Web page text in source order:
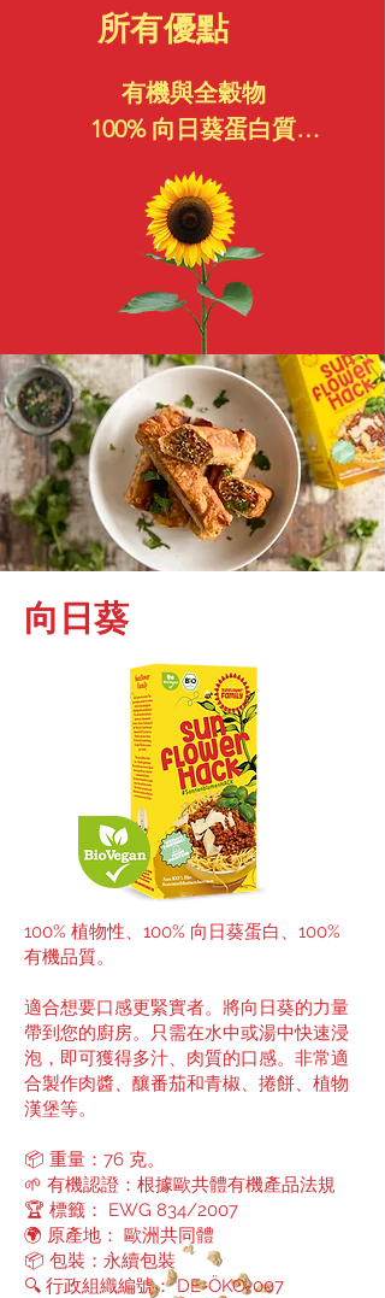
所有優點
有機與全穀物
100% 向日葵蛋白質
素食
含有所有必需胺基酸
高蛋白質、高纖維
含豐富 B 族維生素，尤其是葉
酸
高品質多酚
低碳水化合物含量、低脂肪含
量
不含大豆
不含過敏原
不含基因改造生物
歐洲原料
歐洲製造 即時 - 不需浸泡時
間
向日葵
100% 植物性、100% 向日葵蛋白、100%
有機品質。
適合想要口感更緊實者。將向日葵的力量
帶到您的廚房。只需在水中或湯中快速浸
泡，即可獲得多汁、肉質的口感。非常適
合製作肉醬、釀番茄和青椒、捲餅、植物
漢堡等。
📦 重量：76 克。
🌱 有機認證：根據歐共體有機產品法規
🏆 標籤： EWG 834/2007
🌍 原產地： 歐洲共同體
📦 包裝：永續包裝
🔍 行政組織編號： DE-ÖKO-007